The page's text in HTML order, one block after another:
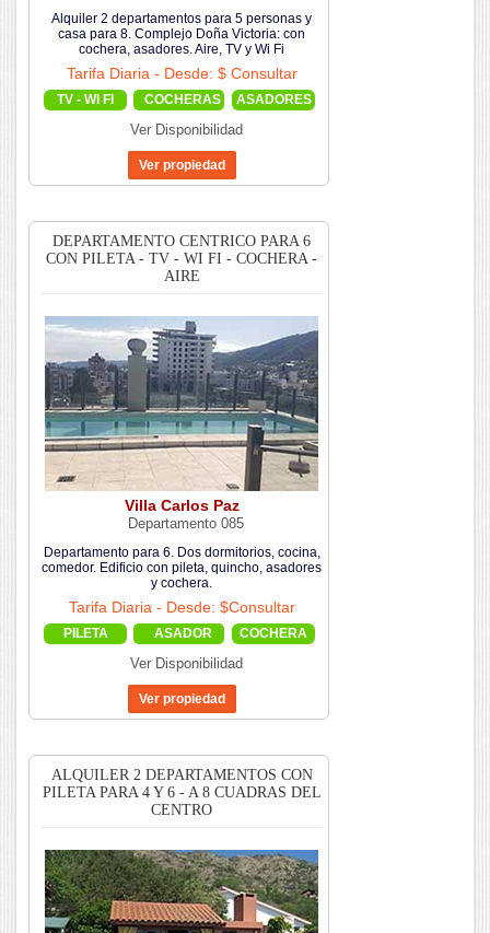
Alquiler 2 departamentos para 5 personas y
casa para 8. Complejo Doña Victoria: con
cochera, asadores. Aire, TV y Wi Fi
Tarifa Diaria - Desde: $ Consultar
TV - WI FI COCHERAS ASADORES
Ver Disponibilidad
DEPARTAMENTO CENTRICO PARA 6
CON PILETA - TV - WI FI - COCHERA -
AIRE
Villa Carlos Paz
Departamento 085
Departamento para 6. Dos dormitorios, cocina,
comedor. Edificio con pileta, quincho, asadores
y cochera.
Tarifa Diaria - Desde: $Consultar
PILETA ASADOR COCHERA
Ver Disponibilidad
ALQUILER 2 DEPARTAMENTOS CON
PILETA PARA 4 Y 6 - A 8 CUADRAS DEL
CENTRO